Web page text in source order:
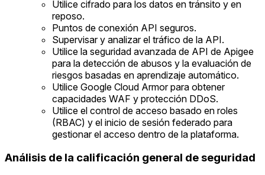
Utilice cifrado para los datos en tránsito y en
reposo.
Puntos de conexión API seguros.
Supervisar y analizar el tráfico de la API.
Utilice la seguridad avanzada de API de Apigee
para la detección de abusos y la evaluación de
riesgos basadas en aprendizaje automático.
Utilice Google Cloud Armor para obtener
capacidades WAF y protección DDoS.
Utilice el control de acceso basado en roles
(RBAC) y el inicio de sesión federado para
gestionar el acceso dentro de la plataforma.
Análisis de la calificación general de seguridad